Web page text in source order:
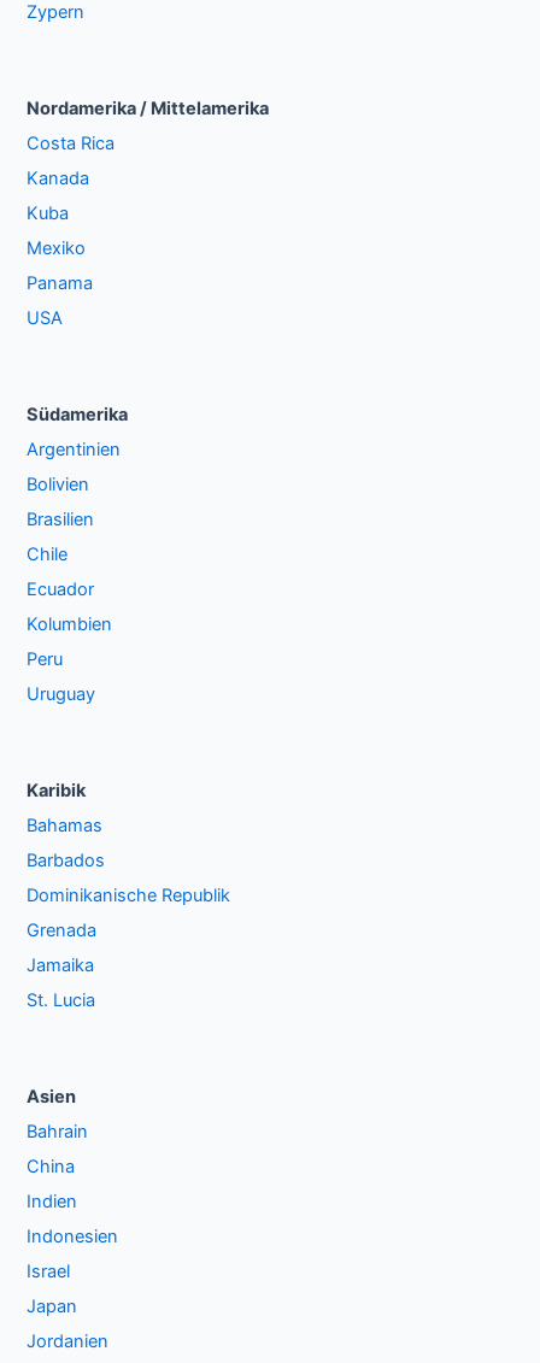
Zypern
Nordamerika / Mittelamerika
Costa Rica
Kanada
Kuba
Mexiko
Panama
USA
Südamerika
Argentinien
Bolivien
Brasilien
Chile
Ecuador
Kolumbien
Peru
Uruguay
Karibik
Bahamas
Barbados
Dominikanische Republik
Grenada
Jamaika
St. Lucia
Asien
Bahrain
China
Indien
Indonesien
Israel
Japan
Jordanien